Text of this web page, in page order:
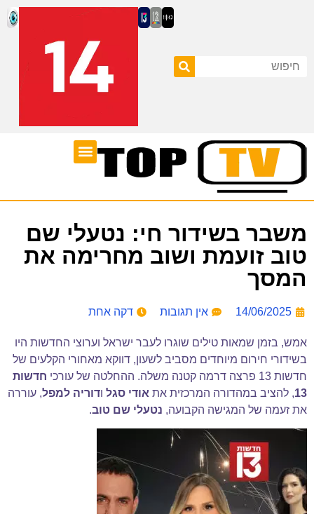
משבר בשידור חי: נטעלי שם
טוב זועמת ושוב מחרימה את
המסך
14/06/2025 אין תגובות דקה אחת
אמש, בזמן שמאות טילים שוגרו לעבר ישראל וערוצי החדשות היו
בשידורי חירום מיוחדים מסביב לשעון, דווקא מאחורי הקלעים של
חדשות 13 פרצה דרמה קטנה משלה. ההחלטה של עורכי
חדשות
13, להציב במהדורה המרכזית את אודי סגל ודוריה למפל, עוררה
את זעמה של המגישה הקבועה, נטעלי שם טוב.